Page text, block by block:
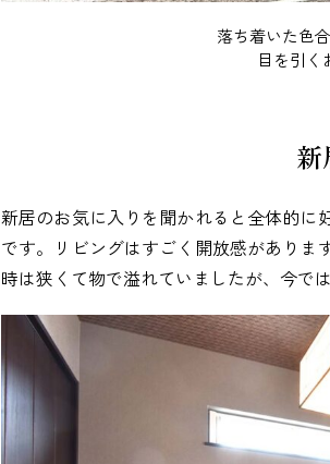
落ち着いた色
目を引く
新
新居のお気に入りを聞かれると全体的に
です。リビングはすごく開放感がありま
時は狭くて物で溢れていましたが、今で